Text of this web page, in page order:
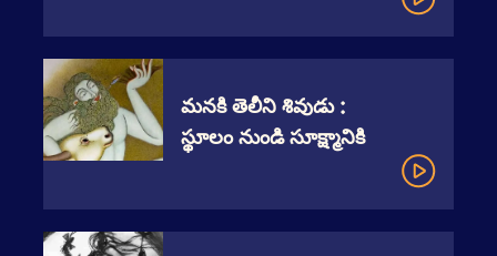
మనకి తెలీని శివుడు :
స్థూలం నుండి సూక్ష్మానికి